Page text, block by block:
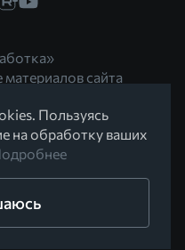
сайта
адресуПользуясь
на обработку ваших